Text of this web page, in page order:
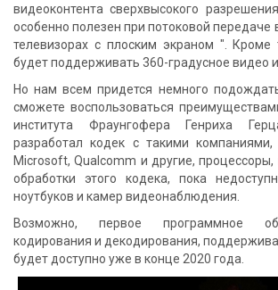
видеоконтента сверхвысокого
особенно полезен при потоковой передаче
телевизорах с плоским экраном ". Кроме
будет поддерживать 360-градусное видео и
Но нам всем придется немного
сможете воспользоваться
института Фраунгофера Генриха
разработал кодек с такими компаниями,
Microsoft, Qualcomm и другие,
обработки этого кодека, пока
ноутбуков и камер видеонаблюдения.
Возможно, первое программное
кодирования и декодирования,
будет доступно уже в конце 2020 года.